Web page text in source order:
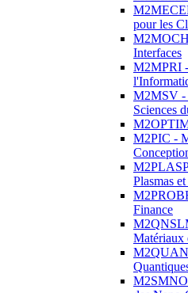
pour les
Interfaces
M2MPRI
M2MSV -
Sciences
M2PIC -
Plasmas
Finance
Matériaux
M2SMNO